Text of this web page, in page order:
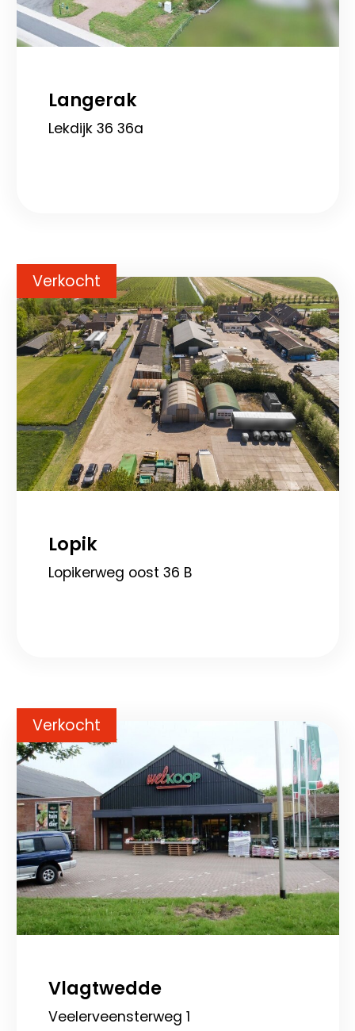
Langerak
Lekdijk 36 36a
Verkocht
Lopik
Lopikerweg oost 36 B
Verkocht
Vlagtwedde
Veelerveensterweg 1